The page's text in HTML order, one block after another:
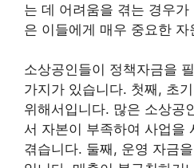
는 데 어려움을 겪는 경우
은 이들에게 매우 중요한 자
소상공인들이 정책자금을
가지가 있습니다. 첫째, 초
위해서입니다. 많은 소상공
서 자본이 부족하여 사업을
겪습니다. 둘째, 운영 자금